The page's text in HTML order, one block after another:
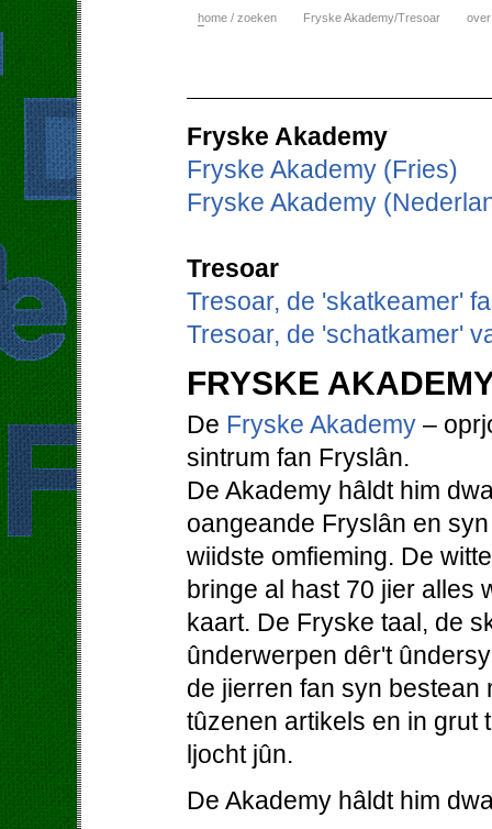
home / zoeken Fryske Akademy/Tresoar
Fryske Akademy
Fryske Akademy (Fries)
Fryske Akademy
Tresoar
Tresoar, de 'skatkeamer'
Tresoar, de 'schatkamer'
FRYSKE
De Fryske Akademy –
sintrum fan Fryslân.
De Akademy hâldt him
oangeande Fryslân en
wiidste omfieming. De
bringe al hast 70 jier alles
kaart. De Fryske taal, de
ûnderwerpen dêr't
de jierren fan syn
tûzenen artikels en in grut
ljocht jûn.
De Akademy hâldt him